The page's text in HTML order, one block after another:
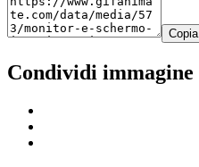
Copia
Condividi immagine